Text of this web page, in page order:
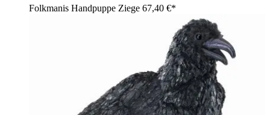
Folkmanis Handpuppe Ziege 67,40 €*